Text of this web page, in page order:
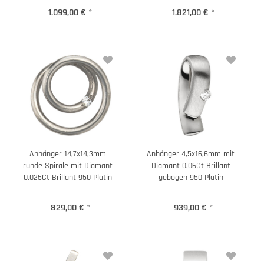
1.099,00 € * 1.821,00 € *
Anhänger 14,7x14,3mm
runde Spirale mit Diamant
0.025Ct Brillant 950 Platin
829,00 € *
Anhänger 4,5x16,6mm mit
Diamant 0.06Ct Brillant
gebogen 950 Platin
939,00 € *